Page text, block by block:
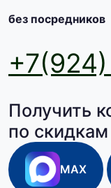
без посредников
Получить
по скидкам
MAX